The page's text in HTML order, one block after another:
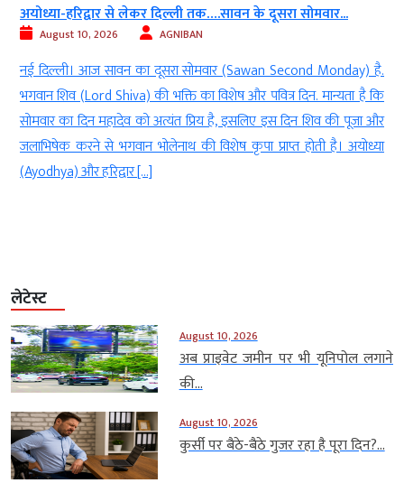
सोमवार...
Second Monday) है.
दिन. मान्यता है कि
दिन शिव की पूजा और
होती है। अयोध्या
कोलकाता एयरपोर्ट पर लैंडिंग के वक्त तेज लेजर...
August 10, 2026
कोलकाता। कोलकाता (Kolkata) में शनिवार रात 159
(Plane) के साथ बड़ा हादसा टल गया. मलेशिया से आ
उतरने वाली थी, कॉकपिट की तरफ आई एक तेज लेजर
light) की वजह से पायलट की आंखें चौंधिया गईं.
सूझबूझ […]
लेटेस्ट
August 10, 2026
अब प्राइवेट जमीन पर भी यूनिपोल लगाने
की...
August 10, 2026
कुर्सी पर बैठे-बैठे गुजर रहा है पूरा दिन?...